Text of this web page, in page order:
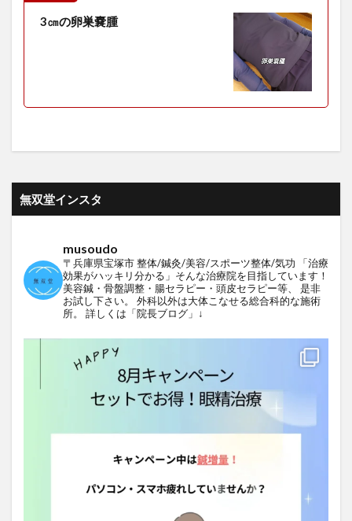
3㎝の卵巣嚢腫
無双堂インスタ
musoudo
〒兵庫県宝塚市整体/鍼灸/美容/スポーツ整体/気功 「治療
効果がハッキリ分かる」そんな治療院を目指しています！
美容鍼・骨盤調整・腸セラピー・頭皮セラピー等、
是非
お試し下さい。
外科以外は大体こなせる総合科的な施術
所。
詳しくは「院長ブログ」↓